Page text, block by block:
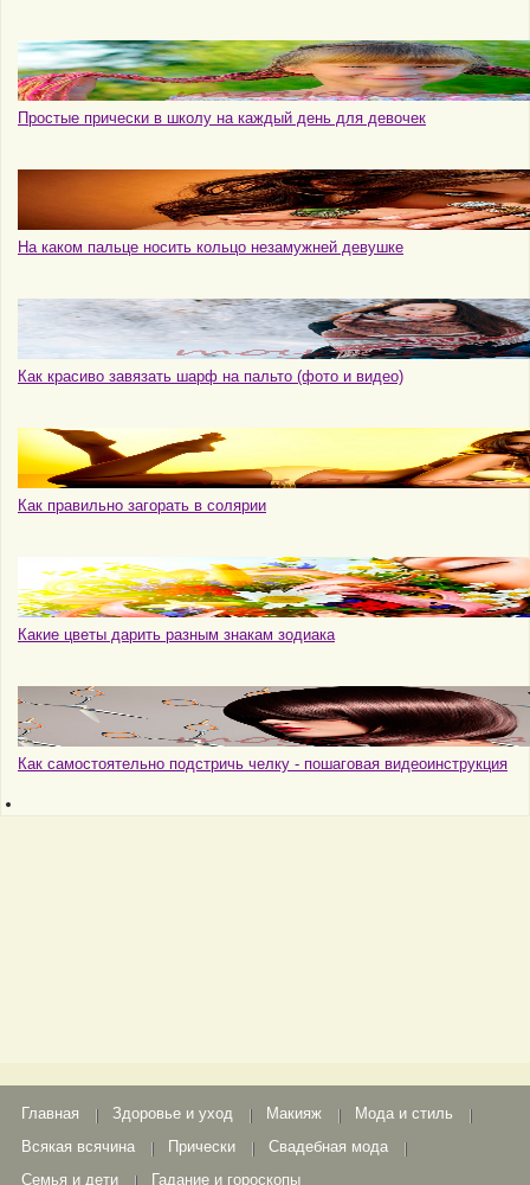
Простые прически в школу на каждый день для девочек
На каком пальце носить кольцо незамужней девушке
Как красиво завязать шарф на пальто (фото и видео)
Как правильно загорать в солярии
Какие цветы дарить разным знакам зодиака
Как самостоятельно подстричь челку - пошаговая видеоинструкция
Главная Здоровье и уход Макияж
Мода и стиль
Всякая всячина
Прически
Свадебная мода
Семья и дети
Гадание и гороскопы